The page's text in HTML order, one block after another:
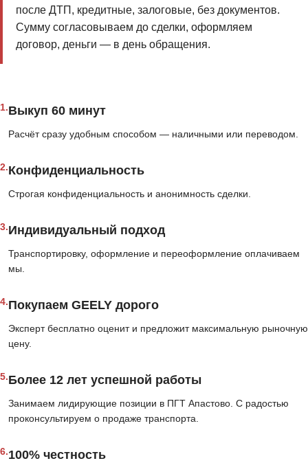
после ДТП, кредитные, залоговые, без документов.
Сумму согласовываем до сделки, оформляем
договор, деньги — в день обращения.
1.Выкуп 60 минут
Расчёт сразу удобным способом — наличными или переводом.
2.Конфиденциальность
Строгая конфиденциальность и анонимность сделки.
3.Индивидуальный подход
Транспортировку, оформление и переоформление оплачиваем
мы.
4.Покупаем GEELY дорого
Эксперт бесплатно оценит и предложит максимальную рыночную
цену.
5.Более 12 лет успешной работы
Занимаем лидирующие позиции в ПГТ Апастово. С радостью
проконсультируем о продаже транспорта.
6.100% честность